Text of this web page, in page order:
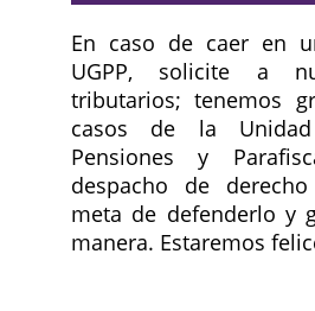
En caso de caer en
UGPP, solicite a
tributarios; tenemos
casos de la
Pensiones y
despacho de
meta de defenderlo y
manera. Estaremos